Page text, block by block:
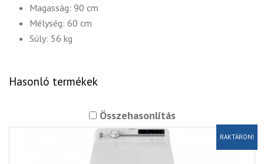
Magasság: 90 cm
Mélység: 60 cm
Súly: 56 kg
Hasonló termékek
Összehasonlítás
RAKTÁRON!